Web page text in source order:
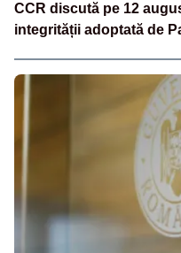
CCR discută pe 12
integrității adoptată de